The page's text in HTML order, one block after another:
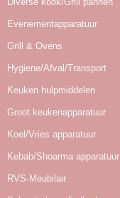
Evenementapparatuur
Grill & Ovens
Hygiene/Afval/Transport
Keuken hulpmiddelen
Groot keukenapparatuur
Koel/Vries apparatuur
Kebab/Shoarma apparatuur
RVS-Meubilair